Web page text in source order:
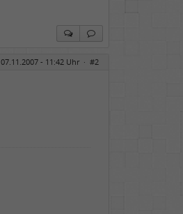
07.11.2007 - 11:42 Uhr · #2